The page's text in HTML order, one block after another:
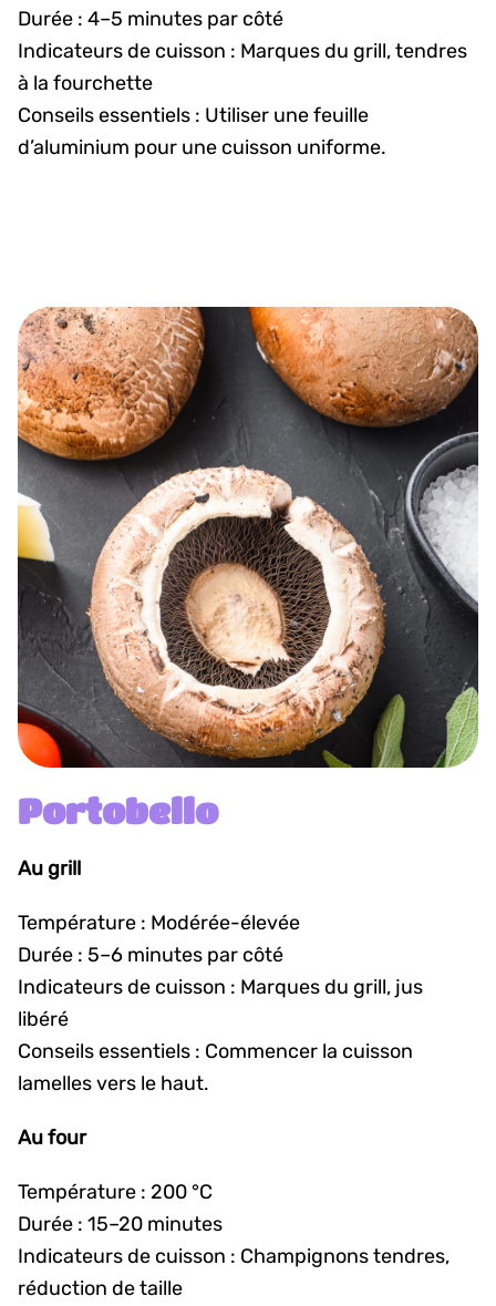
Durée : 4–5 minutes par côté
Indicateurs de cuisson : Marques du grill, tendres
à la fourchette
Conseils essentiels : Utiliser une feuille
d’aluminium pour une cuisson uniforme.
Portobello
Au grill
Température : Modérée-élevée
Durée : 5–6 minutes par côté
Indicateurs de cuisson : Marques du grill, jus
libéré
Conseils essentiels : Commencer la cuisson
lamelles vers le haut.
Au four
Température : 200 °C
Durée : 15–20 minutes
Indicateurs de cuisson : Champignons tendres,
réduction de taille